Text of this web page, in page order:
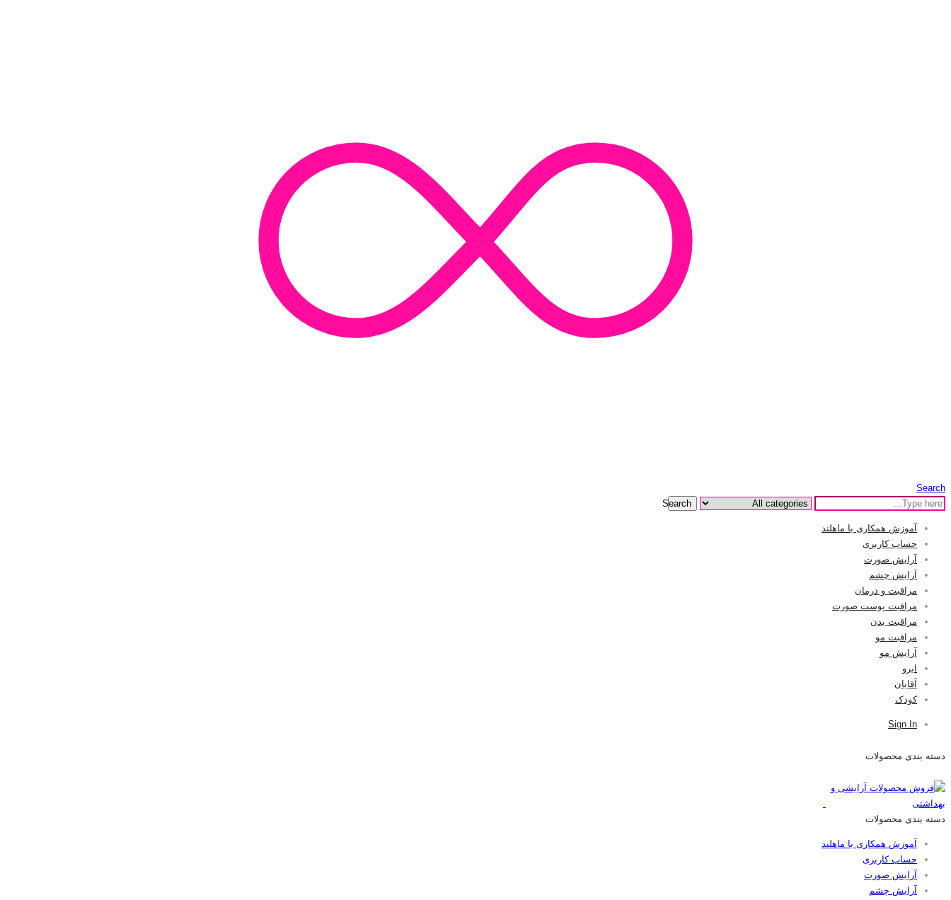
Search
Search
آموزش همکاری با ماهلند
حساب کاربری
آرایش صورت
آرایش چشم
مراقبت و درمان
مراقبت پوست صورت
مراقبت بدن
مراقبت مو
آرایش مو
ابرو
آقایان
کودک
Sign In
دسته بندی محصولات
دسته بندی محصولات
آموزش همکاری با ماهلند
حساب کاربری
آرایش صورت
آرایش چشم